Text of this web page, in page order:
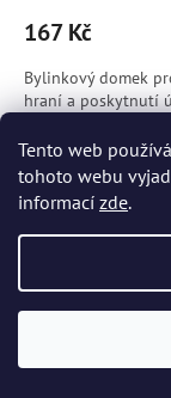
Tento web
tohoto webu
informací zde.
167 Kč
Bylinkový domek
hraní a poskytnutí